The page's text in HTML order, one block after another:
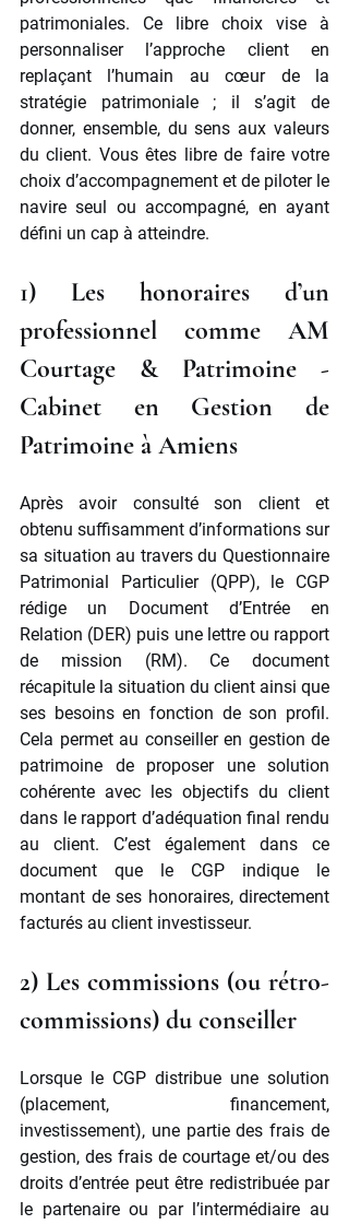
patrimoniales. Ce libre choix vise à
personnaliser l’approche client en
replaçant l’humain au cœur de la
stratégie patrimoniale ; il s’agit de
donner, ensemble, du sens aux valeurs
du client. Vous êtes libre de faire votre
choix d’accompagnement et de piloter le
navire seul ou accompagné, en ayant
défini un cap à atteindre.
1) Les honoraires d’un
professionnel comme AM
Courtage & Patrimoine -
Cabinet en Gestion de
Patrimoine à Amiens
Après avoir consulté son client et
obtenu suffisamment d’informations sur
sa situation au travers du Questionnaire
Patrimonial Particulier (QPP), le CGP
rédige un Document d’Entrée en
Relation (DER) puis une lettre ou rapport
de mission (RM). Ce document
récapitule la situation du client ainsi que
ses besoins en fonction de son profil.
Cela permet au conseiller en gestion de
patrimoine de proposer une solution
cohérente avec les objectifs du client
dans le rapport d’adéquation final rendu
au client. C’est également dans ce
document que le CGP indique le
montant de ses honoraires, directement
facturés au client investisseur.
2) Les commissions (ou rétro-
commissions) du conseiller
Lorsque le CGP distribue une solution
(placement, financement,
investissement), une partie des frais de
gestion, des frais de courtage et/ou des
droits d’entrée peut être redistribuée par
le partenaire ou par l’intermédiaire au